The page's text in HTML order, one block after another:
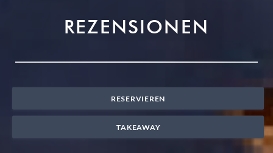
REZENSIONEN
RESERVIEREN
TAKEAWAY